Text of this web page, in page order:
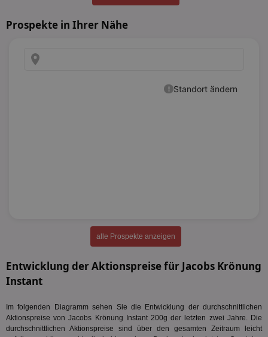
Prospekte in Ihrer Nähe
alle Prospekte anzeigen
Entwicklung der Aktionspreise für Jacobs Krönung
Instant
Im folgenden Diagramm sehen Sie die Entwicklung der durchschnittlichen
Aktionspreise von Jacobs Krönung Instant 200g der letzten zwei Jahre. Die
durchschnittlichen Aktionspreise sind über den gesamten Zeitraum leicht